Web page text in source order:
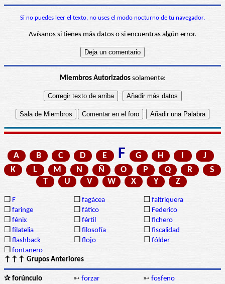
Si no puedes leer el texto, no uses el modo nocturno de tu navegador.
Avísanos si tienes más datos o si encuentras algún error.
Miembros Autorizadossolamente:
A B C D E F G H I
J
K
L M N Ñ O P Q R
S
T
U V W X Y Z
❒ F ❒ fagácea ❒ faltriquera
❒ faringe ❒ fático ❒ Federico
❒ fénix ❒ fértil ❒ fichero
❒ filatelia ❒ filosofía ❒ fiscalidad
❒ flashback ❒ flojo ❒ fólder
❒ fontanero
↑↑↑ Grupos Anteriores
✰ forúnculo ➳ forzar ➳ fosfeno